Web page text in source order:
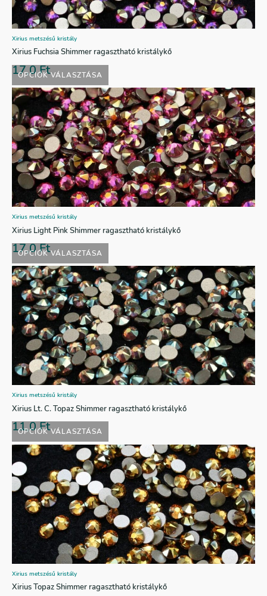
OPCIÓK VÁLASZTÁSA
Xirius metszésű kristály
Xirius Fuchsia Shimmer ragasztható kristálykő
17,0Ft
OPCIÓK VÁLASZTÁSA
Xirius metszésű kristály
Xirius Light Pink Shimmer ragasztható kristálykő
17,0Ft
OPCIÓK VÁLASZTÁSA
Xirius metszésű kristály
Xirius Lt. C. Topaz Shimmer ragasztható kristálykő
11,0Ft
Xirius metszésű kristály
Xirius Topaz Shimmer ragasztható kristálykő